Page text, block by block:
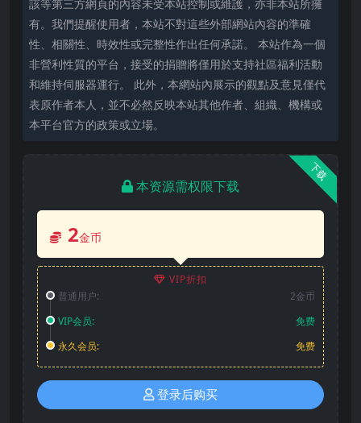
該等第三方網頁的內容未受本站控制或維護，亦非本站所擁
有。我們提醒使用者，本站不對這些外部網站內容的準確
性、相關性、時效性或完整性作出任何承諾。 本站作為一個
非營利性質的平台，接受的捐贈將僅用於支持社區福利活動
和維持伺服器運行。 此外，本網站內展示的觀點及意見僅代
表原作者本人，並不必然反映本站其他作者、組織、機構或
本平台官方的政策或立場。
下载
本资源需权限下载
2金币
VIP折扣
普通用户:
2金币
VIP会员:
免费
永久会员:
免费
登录后购买